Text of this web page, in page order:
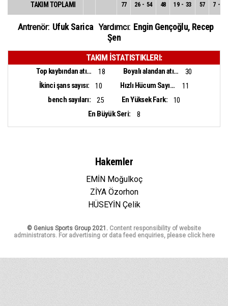
TAKIM TOPLAMI 77 26 - 54 48 19 - 33 57 7 -
Antrenör: Ufuk Sarica Yardımcı: Engin Gençoğlu, Recep
Şen
TAKIM İSTATISTIKLERI:
Top kaybından atılan sayı: 18 Boyalı alandan atılan sayı:
30
İkinci şans sayısı:
10 Hızlı Hücum Sayısı:
11
bench sayıları:
25 En Yüksek Fark:
10
En Büyük Seri:
8
Hakemler
EMİN Moğulkoç
ZİYA Özorhon
HÜSEYİN Çelik
© Genius Sports Group 2021. Content responsibility of website
administrators. For advertising or data feed enquiries, please click here